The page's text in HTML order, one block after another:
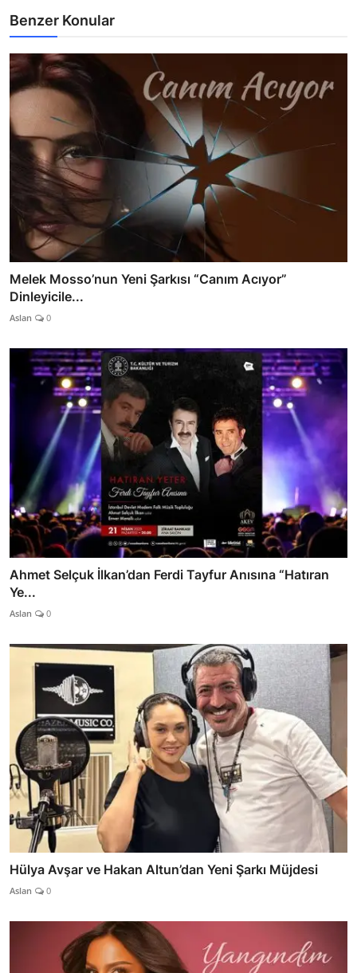
Benzer Konular
Melek Mosso’nun Yeni Şarkısı “Canım Acıyor”
Dinleyicile...
Aslan 0
Ahmet Selçuk İlkan’dan Ferdi Tayfur Anısına “Hatıran
Ye...
Aslan 0
Hülya Avşar ve Hakan Altun’dan Yeni Şarkı Müjdesi
Aslan 0